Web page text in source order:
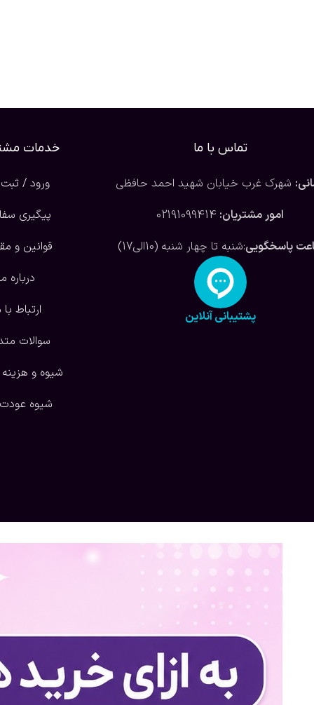
تماس با ما
شهرک غرب خیابان شهید احمد حافظی
امور مشتریان: 02191099414
پاسخگویی:شنبه تا چهار شنبه (10الی17)
پشتیبانی آنلاین
خدمات
ورود / ثبت
پیگیری
قوانین و
درباره
ارتباط با
سوالات
شیوه و هزینه
شیوه عودت